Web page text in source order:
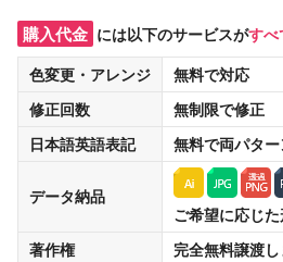
購入代金 には以下のサービスがすべ
色変更・アレンジ
無料で対応
修正回数
無制限で修正
日本語英語表記
無料で両パタ
データ納品
ご希望に応じ
著作権
完全無料譲渡